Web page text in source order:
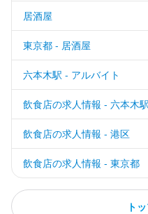
居酒屋
東京都 - 居酒屋
六本木駅 - アルバイト
飲食店の求人情報 - 六本木駅
飲食店の求人情報 - 港区
飲食店の求人情報 - 東京都
ト